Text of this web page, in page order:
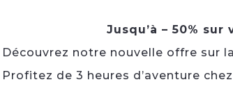
Du Vieux Pont à la
des meuniers, tailleurs
Jusqu’à – 50%
Découvrez notre nouvelle offre sur
Profitez de 3 heures d’aventure